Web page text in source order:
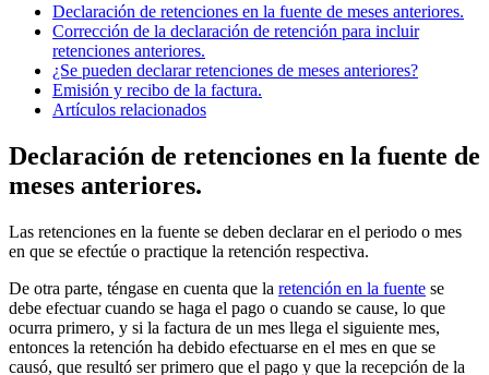
Declaración de retenciones en la fuente de meses anteriores.
Corrección de la declaración de retención para incluir
retenciones anteriores.
¿Se pueden declarar retenciones de meses anteriores?
Emisión y recibo de la factura.
Artículos relacionados
Declaración de retenciones en la fuente de
meses anteriores.
Las retenciones en la fuente se deben declarar en el periodo o mes
en que se efectúe o practique la retención respectiva.
De otra parte, téngase en cuenta que la retención en la fuente se
debe efectuar cuando se haga el pago o cuando se cause, lo que
ocurra primero, y si la factura de un mes llega el siguiente mes,
entonces la retención ha debido efectuarse en el mes en que se
causó, que resultó ser primero que el pago y que la recepción de la